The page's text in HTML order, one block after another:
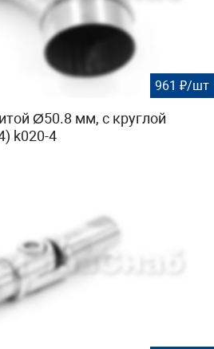
961 ₽/шт
Ø50.8 мм, с круглой
k020-4